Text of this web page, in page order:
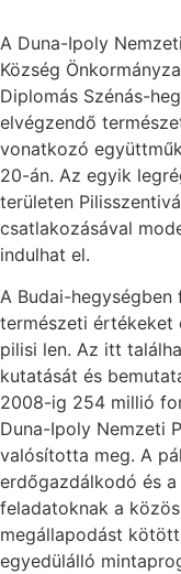
A Duna-Ipoly
Község
Diplomás Szénás-
elvégzendő
vonatkozó
20-án. Az egyik
területen
csatlakozásával
indulhat el.
A Budai-
természeti
pilisi len. Az itt
kutatását és
2008-ig 254 millió
Duna-Ipoly Nemzeti
valósította meg. A
erdőgazdálkodó és
feladatoknak a
megállapodást
egyedülálló